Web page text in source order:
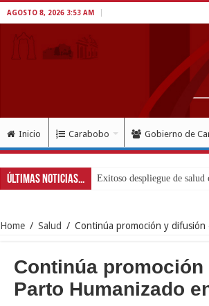
AGOSTO 8, 2026 3:53 AM
Inicio Carabobo Gobierno de
Últimas Noticias...
Home / Salud / Continúa promoción y difusión
Continúa
Parto Humanizado